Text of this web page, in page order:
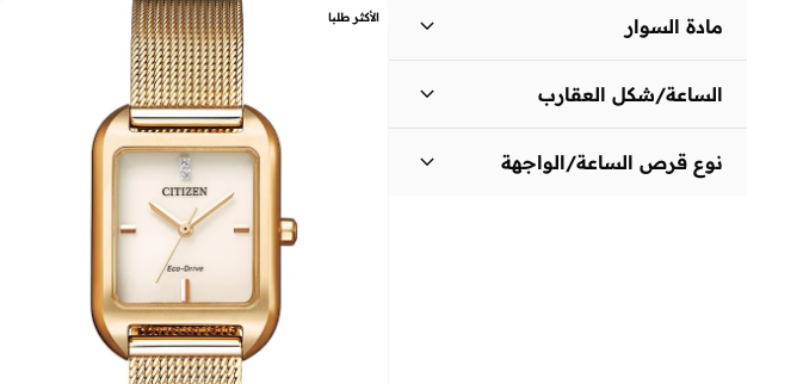
مادة السوار
الساعة/شكل العقارب
نوع قرص الساعة/الواجهة
توصيل مجاني
على وشك النفاد
الأكثر طلبا